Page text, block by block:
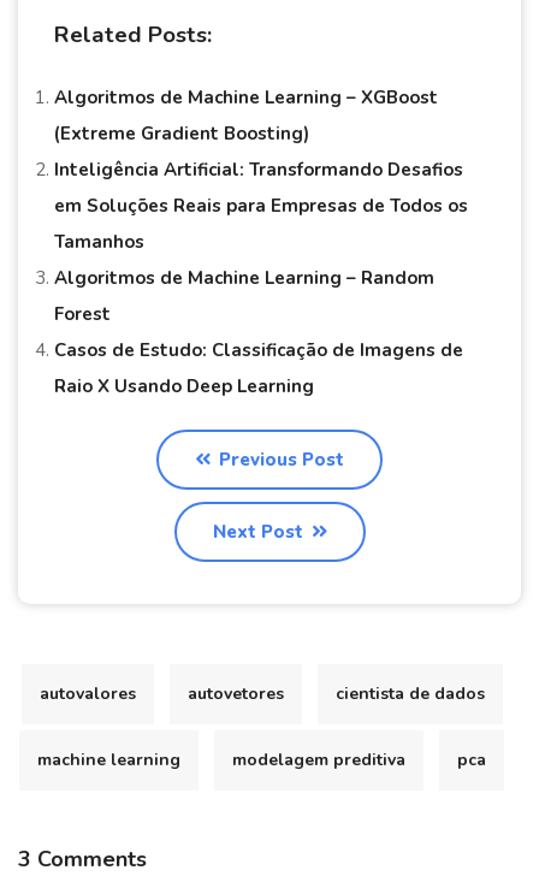
Related Posts:
Algoritmos de Machine Learning – XGBoost
(Extreme Gradient Boosting)
Inteligência Artificial: Transformando Desafios
em Soluções Reais para Empresas de Todos os
Tamanhos
Algoritmos de Machine Learning – Random
Forest
Casos de Estudo: Classificação de Imagens de
Raio X Usando Deep Learning
Previous Post
Next Post
autovalores autovetores cientista de dados
machine learning modelagem preditiva pca
3 Comments